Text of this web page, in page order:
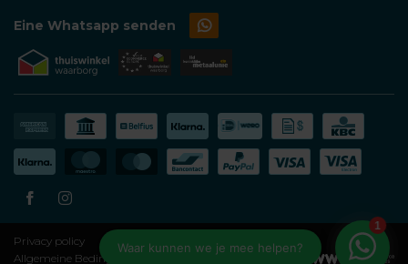
Eine Whatsapp senden
Privacy policy
Allgemeine Bedingungen und Konditionen